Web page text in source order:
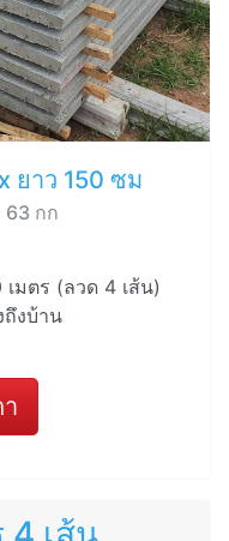
ยาว 150 ซม
63 กก
มตร (ลวด 4 เส้น)
ถึงบ้าน